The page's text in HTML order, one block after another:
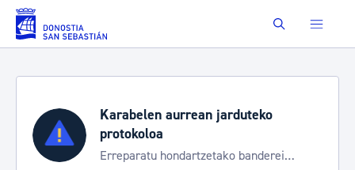
Eduki nagusira joan Buscar
Karabelen aurrean jarduteko
protokoloa
Erreparatu hondartzetako banderei